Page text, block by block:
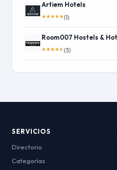
Artiem Hotels
★★★★★(1)
Room007 Hostels &
★★★★★ (3)
SERVICIOS
Directorio
Categorías